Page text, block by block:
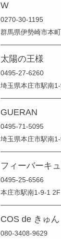
W
0270-30-1195
群馬県伊勢崎市本
太陽の王様
0495-27-6260
埼玉県本庄市駅南
GUERAN
0495-71-5095
埼玉県本庄市駅南
フィーバーキ
0495-25-6566
本庄市駅南1-9-1 2F
COS de きゅん
080-3408-9629